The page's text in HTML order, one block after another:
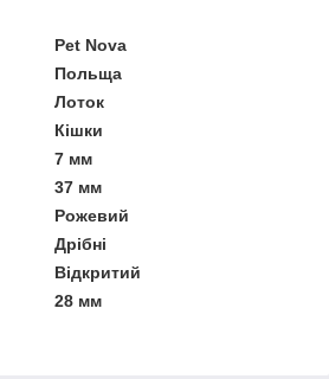
Pet Nova
Польща
Лоток
Кішки
7 мм
37 мм
Рожевий
Дрібні
Відкритий
28 мм